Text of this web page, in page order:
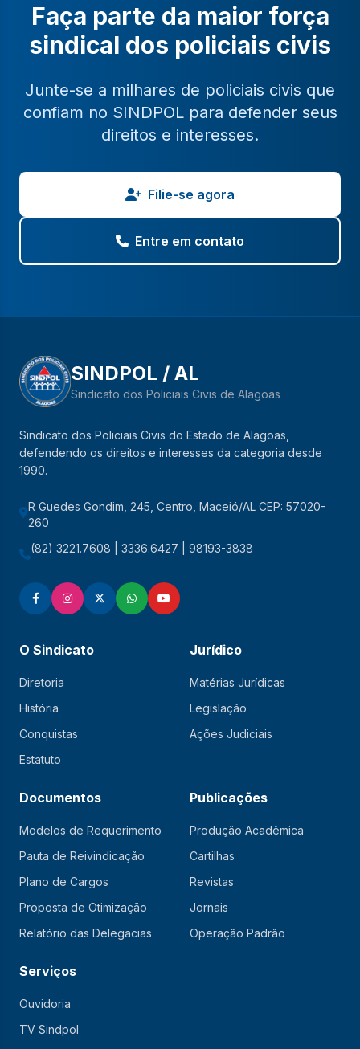
Faça parte da maior força
sindical dos policiais civis
Junte-se a milhares de policiais civis que
confiam no SINDPOL para defender seus
direitos e interesses.
Filie-se agora
Entre em contato
SINDPOL / AL
Sindicato dos Policiais Civis de Alagoas
Sindicato dos Policiais Civis do Estado de Alagoas,
defendendo os direitos e interesses da categoria desde
1990.
R Guedes Gondim, 245, Centro, Maceió/AL CEP: 57020-
260
(82) 3221.7608 | 3336.6427 | 98193-3838
O Sindicato
Diretoria
História
Conquistas
Estatuto
Jurídico
Matérias Jurídicas
Legislação
Ações Judiciais
Documentos
Modelos de Requerimento
Pauta de Reivindicação
Plano de Cargos
Proposta de Otimização
Relatório das Delegacias
Publicações
Produção Acadêmica
Cartilhas
Revistas
Jornais
Operação Padrão
Serviços
Ouvidoria
TV Sindpol